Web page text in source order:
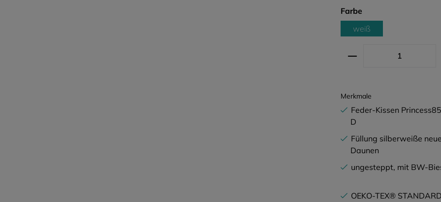
Farbe
weiß
Produkt Anzahl:
Merkmale
Feder-Kissen
D
Füllung silberweiße
Daunen
ungesteppt, mit BW-
OEKO-TEX®